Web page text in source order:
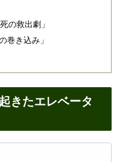
の救出劇」
巻き込み」
きたエレベータ